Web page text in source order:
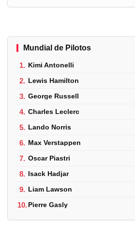
Mundial de Pilotos
1. Kimi Antonelli
2. Lewis Hamilton
3. George Russell
4. Charles Leclerc
5. Lando Norris
6. Max Verstappen
7. Oscar Piastri
8. Isack Hadjar
9. Liam Lawson
10.Pierre Gasly